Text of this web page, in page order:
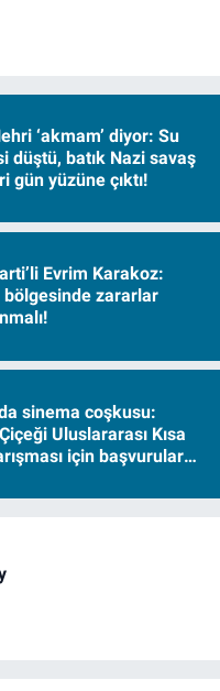
‘akmam’ diyor: Su
düştü, batık Nazi savaş
gün yüzüne çıktı!
Evrim Karakoz:
bölgesinde zararlar
sinema coşkusu:
Uluslararası Kısa
için başvurular